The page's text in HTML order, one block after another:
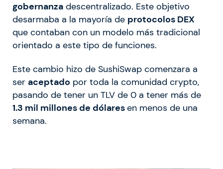
gobernanza descentralizado. Este objetivo
desarmaba a la mayoría de protocolos DEX
que contaban con un modelo más tradicional
orientado a este tipo de funciones.
Este cambio hizo de SushiSwap comenzara a
ser aceptado por toda la comunidad crypto,
pasando de tener un TLV de 0 a tener más de
1.3 mil millones de dólaresen menos de una
semana.